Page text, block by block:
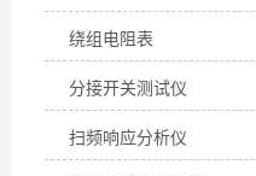
绕组电阻表
分接开关测试仪
扫频响应分析仪